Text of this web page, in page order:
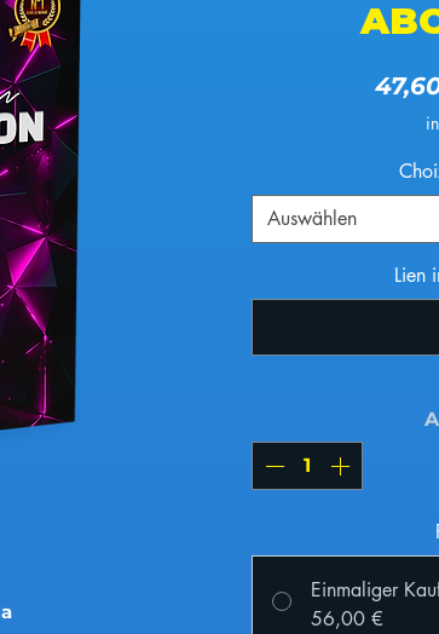
Auswählen
Lien
Einmaliger
56,00 €